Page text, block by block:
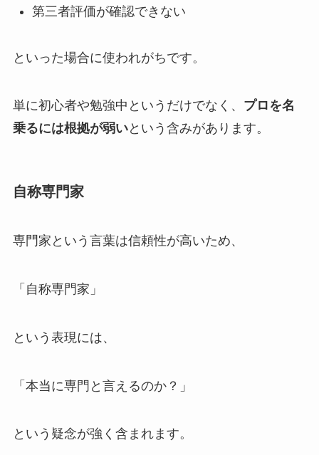
第三者評価が確認できない
といった場合に使われがちです。
単に初心者や勉強中というだけでなく、 プロを名
乗るには根拠が弱いという含みがあります。
自称専門家
専門家という言葉は信頼性が高いため、
「自称専門家」
という表現には、
「本当に専門と言えるのか？」
という疑念が強く含まれます。